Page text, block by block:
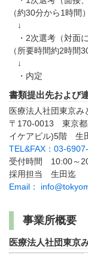
（約30分から1時間）
↓
・2次選考（対面
（所要時間約2時間
↓
・内定
書類提出先および
医療法人社団東京み
〒170-0013 東京都
イケアビル)5階 生
TEL&FAX：03-
受付時間 10:00～
採用担当 生田迄
Email：
事業所概要
医療法人社団東京